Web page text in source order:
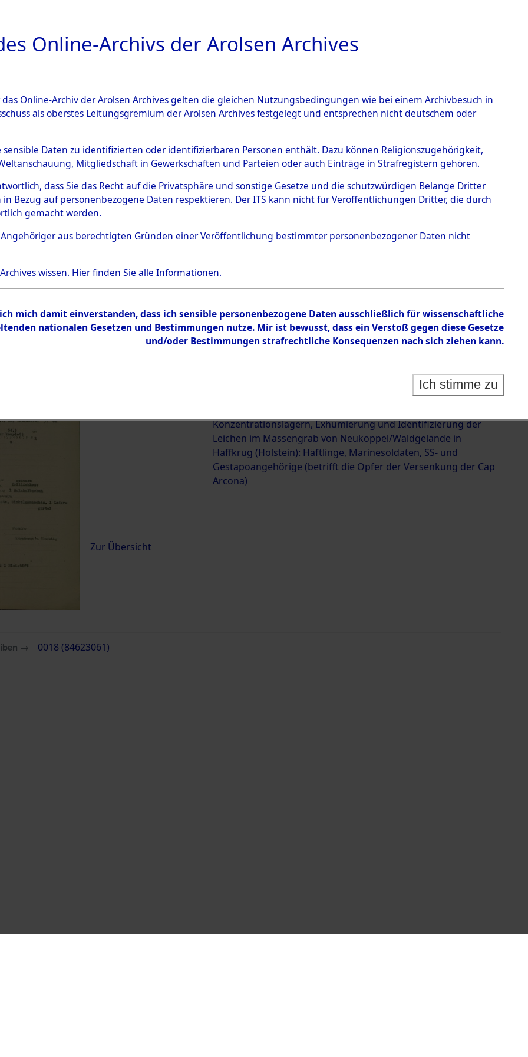
ARCHIVALE ÜBERSICHT BILD
und Identifizierung der im Landkreis Neunburg
ermordeten Häftlinge aus deutschen
Exhumierung und Identifizierung der
von Neukoppel/Waldgelände in Haffkrug
(betrifft die Opfer der Versenkung der Cap
0001 (84623042)→0018 (84623061)
Exhumierung und Identifizierung der im Landkreis Neunburg
Konzentrationslagern, Exhumierung und Identifizierung der
Leichen im Massengrab von Neukoppel/Waldgelände in
Haffkrug (Holstein): Häftlinge, Marinesoldaten, SS- und
Gestapoangehörige (betrifft die Opfer der Versenkung der Cap
Arcona)
Zur Übersicht
→ 0018 (84623061)
Online-Archivs der Arolsen Archives
Online-Archiv der Arolsen Archives gelten die gleichen Nutzungsbedingungen wie bei einem Archivbesuch in
als oberstes Leitungsgremium der Arolsen Archives festgelegt und entsprechen nicht deutschem oder
sensible Daten zu identifizierten oder identifizierbaren Personen enthält. Dazu können Religionszugehörigkeit,
Mitgliedschaft in Gewerkschaften und Parteien oder auch Einträge in Strafregistern gehören.
dass Sie das Recht auf die Privatsphäre und sonstige Gesetze und die schutzwürdigen Belange Dritter
Bezug auf personenbezogene Daten respektieren. Der ITS kann nicht für Veröffentlichungen Dritter, die durch
gemacht werden.
Angehöriger aus berechtigten Gründen einer Veröffentlichung bestimmter personenbezogener Daten nicht
wissen. Hierfinden Sie alle Informationen.
mich damit einverstanden, dass ich sensible personenbezogene Daten ausschließlich für wissenschaftliche
nationalen Gesetzen und Bestimmungen nutze. Mir ist bewusst, dass ein Verstoß gegen diese Gesetze
und/oder Bestimmungen strafrechtliche Konsequenzen nach sich ziehen kann.
Ich stimme zu